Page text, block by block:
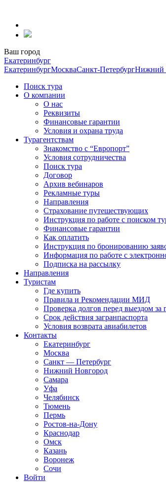
содержанию
Ваш город
Екатеринбург
ЕкатеринбургМоскваСанкт-ПетербургНижний
Поиск тура
О компании
О нас
Реквизиты
Финансовые гарантии
Условия и охрана труда
Турагентствам
Знакомство с “Европорт”
Условия сотрудничества
Поиск тура
Договор
Архив вебинаров
Рекламные туры
Направления
Страхование путешествующих
Инструкция по работе с поиском
Финансовые гарантии
Как оплатить
Инструкция по бронированию
Информация по работе с
Подписка на рассылку
Направления
Туристам
Где купить
Правила и Рекомендации МИД
Проверка долгов перед выездом за
Срок действия загранпаспорта
Условия возврата авиабилетов
Контакты
Екатеринбург
Москва
Санкт — Петербург
Нижний Новгород
Самара
Уфа
Челябинск
Тюмень
Пермь
Ростов-на-Дону
Краснодар
Омск
Казань
Воронеж
Сочи
Войти